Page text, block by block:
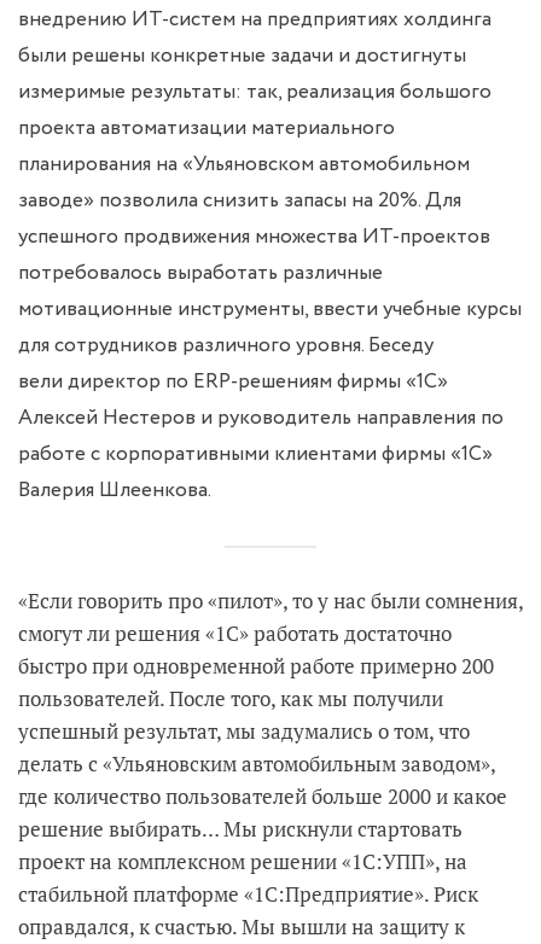
внедрению ИТ-систем на предприятиях холдинга
были решены конкретные задачи и достигнуты
измеримые результаты: так, реализация большого
проекта автоматизации материального
планирования на «Ульяновском автомобильном
заводе» позволила снизить запасы на 20%. Для
успешного продвижения множества ИТ-проектов
потребовалось выработать различные
мотивационные инструменты, ввести учебные курсы
для сотрудников различного уровня. Беседу
вели директор по ERP-решениям фирмы «1С»
Алексей Нестеров и руководитель направления по
работе с корпоративными клиентами фирмы «1С»
Валерия Шлеенкова.
«Если говорить про «пилот», то у нас были сомнения,
смогут ли решения «1С» работать достаточно
быстро при одновременной работе примерно 200
пользователей. После того, как мы получили
успешный результат, мы задумались о том, что
делать с «Ульяновским автомобильным заводом»,
где количество пользователей больше 2000 и какое
решение выбирать… Мы рискнули стартовать
проект на комплексном решении «1С:УПП», на
стабильной платформе «1С:Предприятие». Риск
оправдался, к счастью. Мы вышли на защиту к